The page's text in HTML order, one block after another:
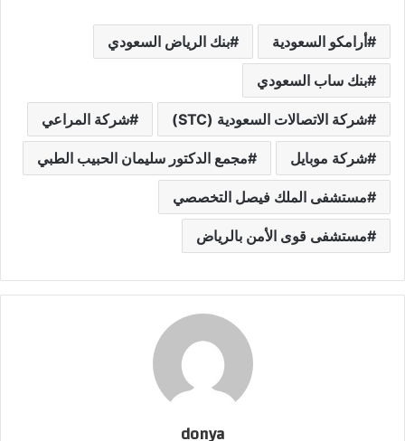
أرامكو السعودية بنك الرياض السعودي
بنك ساب السعودي
شركة الاتصالات السعودية (STC) شركة المراعي
شركة موبايل مجمع الدكتور سليمان الحبيب الطبي
مستشفى الملك فيصل التخصصي
مستشفى قوى الأمن بالرياض
donya